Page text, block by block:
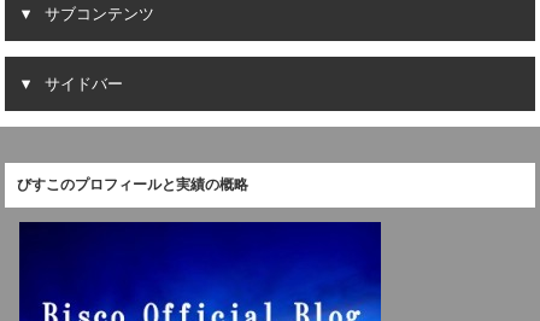
サブコンテンツ
サイドバー
びすこのプロフィールと実績の概略